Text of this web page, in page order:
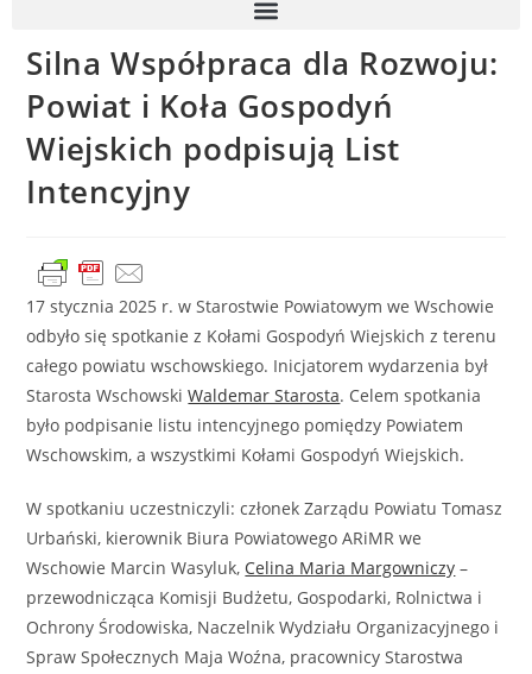
Silna Współpraca dla Rozwoju:
Powiat i Koła Gospodyń
Wiejskich podpisują List
Intencyjny
17 stycznia 2025 r. w Starostwie Powiatowym we Wschowie
odbyło się spotkanie z Kołami Gospodyń Wiejskich z terenu
całego powiatu wschowskiego. Inicjatorem wydarzenia był
Starosta WschowskiWaldemar Starosta. Celem spotkania
było podpisanie listu intencyjnego pomiędzy Powiatem
Wschowskim, a wszystkimi Kołami Gospodyń Wiejskich.
W spotkaniu uczestniczyli: członek Zarządu Powiatu Tomasz
Urbański, kierownik Biura Powiatowego ARiMR we
Wschowie Marcin Wasyluk, Celina Maria Margowniczy –
przewodnicząca Komisji Budżetu, Gospodarki, Rolnictwa i
Ochrony Środowiska, Naczelnik Wydziału Organizacyjnego i
Spraw Społecznych Maja Woźna, pracownicy Starostwa